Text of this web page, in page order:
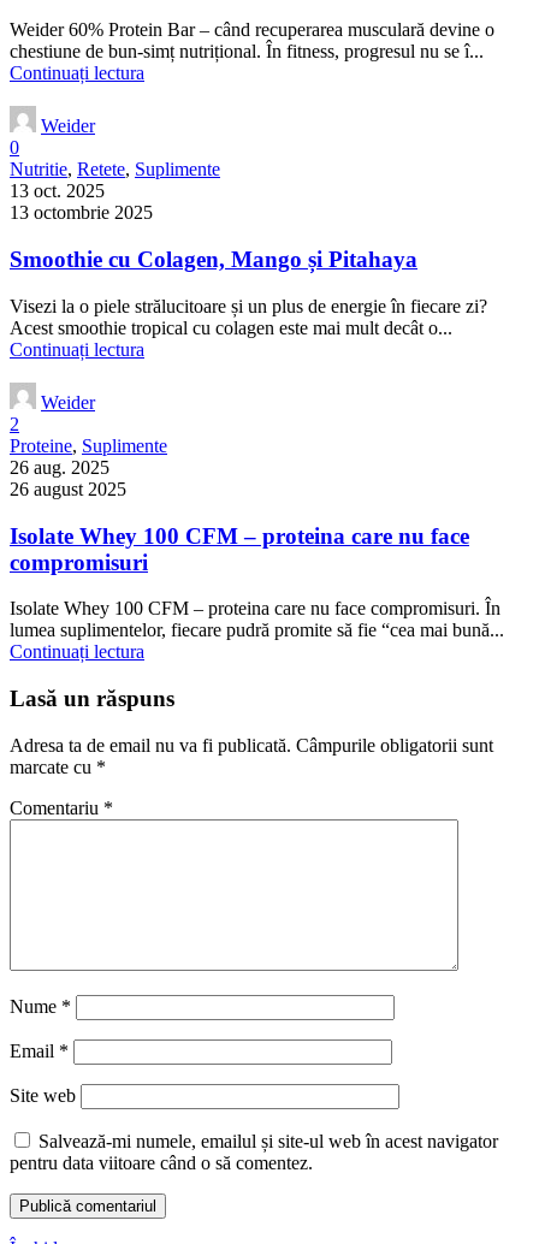
Weider 60% Protein Bar – când recuperarea musculară devine o
chestiune de bun-simț nutrițional. În fitness, progresul nu se î...
Continuați lectura
Weider
0
Nutritie, Retete, Suplimente
13 oct. 2025
13 octombrie 2025
Smoothie cu Colagen, Mango și Pitahaya
Visezi la o piele strălucitoare și un plus de energie în fiecare zi?
Acest smoothie tropical cu colagen este mai mult decât o...
Continuați lectura
Weider
2
Proteine, Suplimente
26 aug. 2025
26 august 2025
Isolate Whey 100 CFM – proteina care nu face
compromisuri
Isolate Whey 100 CFM – proteina care nu face compromisuri. În
lumea suplimentelor, fiecare pudră promite să fie “cea mai bună...
Continuați lectura
Lasă un răspuns
Adresa ta de email nu va fi publicată. Câmpurile obligatorii sunt
marcate cu *
Comentariu *
Nume *
Email *
Site web
Salvează-mi numele, emailul și site-ul web în acest navigator
pentru data viitoare când o să comentez.